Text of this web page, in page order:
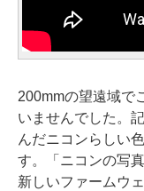
200mmの望遠域で
いませんでした。
んだニコンらしい
す。「ニコンの写
新しいファームウ